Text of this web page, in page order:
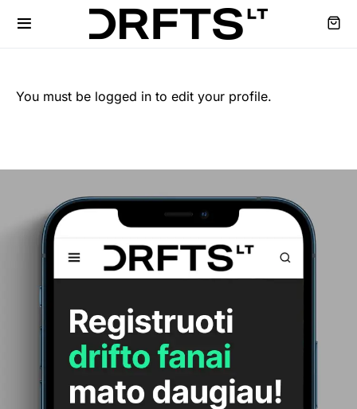
You must be logged in to edit your profile.